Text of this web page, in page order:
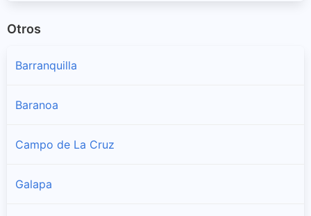
Otros
Barranquilla
Baranoa
Campo de La Cruz
Galapa